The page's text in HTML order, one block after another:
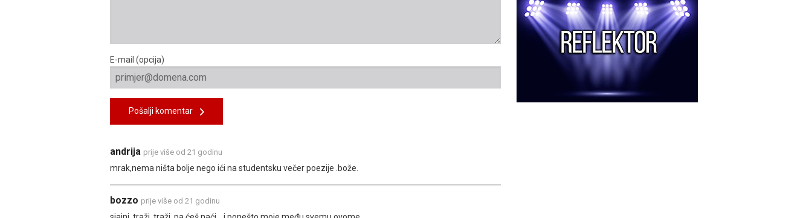
E-mail (opcija)
Pošalji komentar
andrija prije više od 21 godinu
mrak,nema ništa bolje nego ići na studentsku večer poezije .bože.
bozzo prije više od 21 godinu